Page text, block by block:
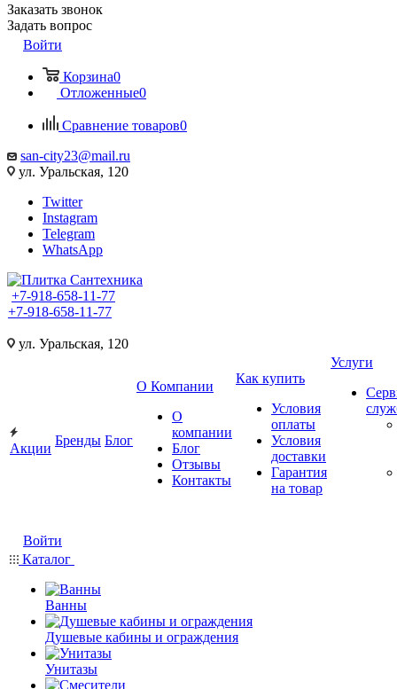
Заказать звонок
Задать вопрос
Войти
Корзина0
Отложенные0
Сравнение товаров0
san-city23@mail.ru
ул. Уральская, 120
Twitter
Instagram
Telegram
WhatsApp
+7-918-658-11-77
+7-918-658-11-77
ул. Уральская, 120
Акции
Бренды Блог
О Компании
О
компании
Блог
Отзывы
Контакты
Как купить
Условия
оплаты
Условия
доставки
Гарантия
на товар
Услуги
Войти
Каталог
Ванны
Душевые кабины и ограждения
Унитазы